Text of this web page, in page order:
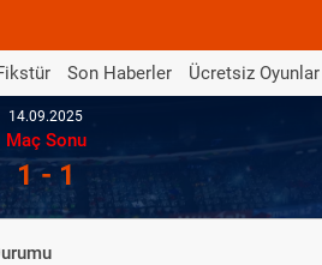
Son Haberler Ücretsiz Oyunlar
14.09.2025
Maç Sonu
1 - 1